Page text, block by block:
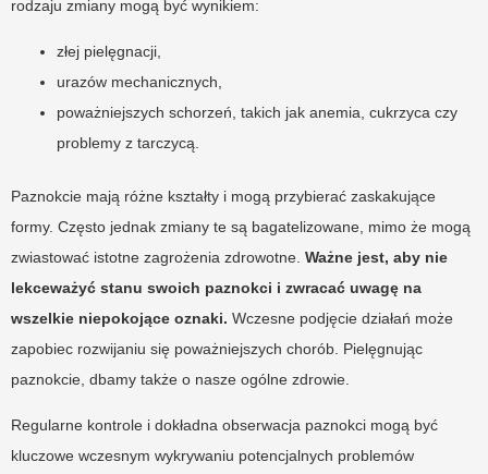
rodzaju zmiany mogą być wynikiem:
złej pielęgnacji,
urazów mechanicznych,
poważniejszych schorzeń, takich jak anemia, cukrzyca czy
problemy z tarczycą.
Paznokcie mają różne kształty i mogą przybierać zaskakujące
formy. Często jednak zmiany te są bagatelizowane, mimo że mogą
zwiastować istotne zagrożenia zdrowotne. Ważne jest, aby nie
lekceważyć stanu swoich paznokci i zwracać uwagę na
wszelkie niepokojące oznaki. Wczesne podjęcie działań może
zapobiec rozwijaniu się poważniejszych chorób. Pielęgnując
paznokcie, dbamy także o nasze ogólne zdrowie.
Regularne kontrole i dokładna obserwacja paznokci mogą być
kluczowe wczesnym wykrywaniu potencjalnych problemów